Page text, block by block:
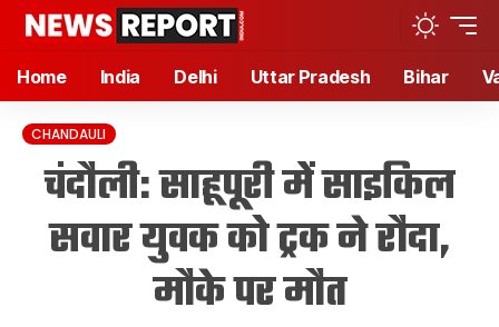
Home India Delhi Uttar Pradesh Bihar
CHANDAULI
चंदौली: साहूपूरी में साइकिल
सवार युवक को ट्रक ने रौदा,
मौके पर मौत